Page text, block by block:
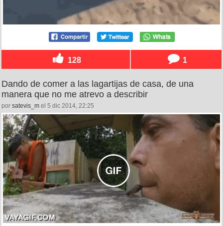
128 1
Dando de comer a las lagartijas de casa, de una
manera que no me atrevo a describir
por satevis_m el 5 dic 2014, 22:25